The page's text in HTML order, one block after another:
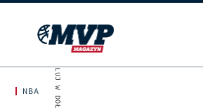
NBA SKROLUJ W DÓŁ